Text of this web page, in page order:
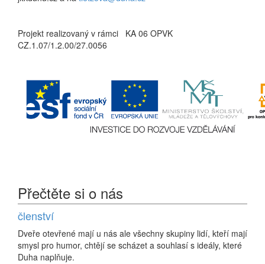
Projekt realizovaný v rámci KA 06 OPVK
CZ.1.07/1.2.00/27.0056
Přečtěte si o nás
členství
Dveře otevřené mají u nás ale všechny skupiny lidí, kteří mají
smysl pro humor, chtějí se scházet a souhlasí s ideály, které
Duha naplňuje.